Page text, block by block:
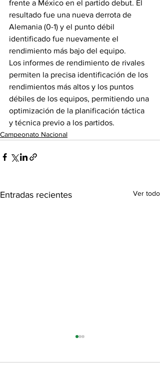
frente a México en el partido debut. El
resultado fue una nueva derrota de
Alemania (0-1) y el punto débil
identificado fue nuevamente el
rendimiento más bajo del equipo.
Los informes de rendimiento de rivales
permiten la precisa identificación de los
rendimientos más altos y los puntos
débiles de los equipos, permitiendo una
optimización de la planificación táctica
y técnica previo a los partidos.
Campeonato Nacional
Entradas recientes Ver todo